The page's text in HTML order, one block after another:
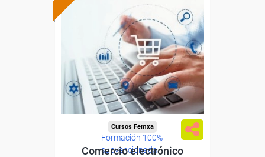
Formación 100%
subvencionada.
Cursos Femxa
Comercio electrónico